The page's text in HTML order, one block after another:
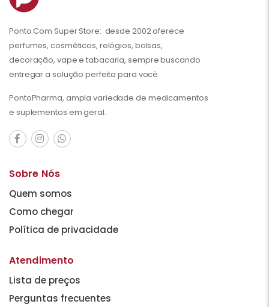
Ponto Com Super Store: desde 2002 oferece
perfumes, cosméticos, relógios, bolsas,
decoração, vape e tabacaria, sempre buscando
entregar a solução perfeita para você.
PontoPharma, ampla variedade de medicamentos
e suplementos em geral.
Sobre Nós
Quem somos
Como chegar
Política de privacidade
Atendimento
Lista de preços
Perguntas frecuentes